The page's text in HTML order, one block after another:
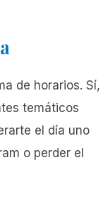
de horarios. Sí,
temáticos
el día uno
o perder el